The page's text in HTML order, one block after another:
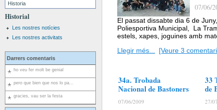
Historia
Historial
Les nostres notícies
Les nostres activitats
Darrers comentaris
ho veu fer molt be genial
pero que bien que nos lo pa...
gracies, vau ser la festa
07/06/
El passat dissabte dia 6 de
Poliesportiva Municipal, La
estels, xapes, joguines amb
Llegir més...
[Veure 3
34a. Trobada
Nacional de Bastoners
07/06/2009
33
de
27/